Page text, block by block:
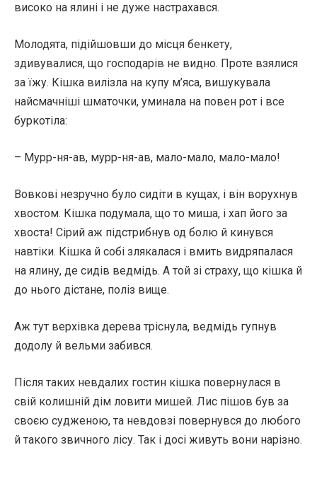
високо на ялині і не дуже настрахався.
Молодята, підійшовши до місця бенкету,
здивувалися, що господарів не видно. Проте взялися
за їжу. Кішка вилізла на купу м’яса, вишукувала
найсмачніші шматочки, уминала на повен рот і все
буркотіла:
– Мурр-ня-ав, мурр-ня-ав, мало-мало, мало-мало!
Вовкові незручно було сидіти в кущах, і він ворухнув
хвостом. Кішка подумала, що то миша, і хап його за
хвоста! Сірий аж підстрибнув од болю й кинувся
навтіки. Кішка й собі злякалася і вмить видряпалася
на ялину, де сидів ведмідь. А той зі страху, що кішка й
до нього дістане, поліз вище.
Аж тут верхівка дерева тріснула, ведмідь гупнув
додолу й вельми забився.
Після таких невдалих гостин кішка повернулася в
свій колишній дім ловити мишей. Лис пішов був за
своєю судженою, та невдовзі повернувся до любого
й такого звичного лісу. Так і досі живуть вони нарізно.